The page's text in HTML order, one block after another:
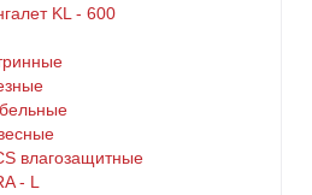
KL - 600
влагозащитные
- L